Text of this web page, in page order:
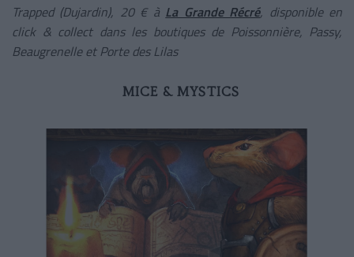
Trapped (Dujardin), 20 € à La Grande Récré, disponible en
click & collect dans les boutiques de Poissonnière, Passy,
Beaugrenelle et Porte des Lilas
MICE & MYSTICS